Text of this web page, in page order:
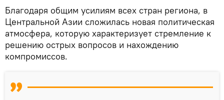
Благодаря общим усилиям всех стран региона, в
Центральной Азии сложилась новая политическая
атмосфера, которую характеризует стремление к
решению острых вопросов и нахождению
компромиссов.